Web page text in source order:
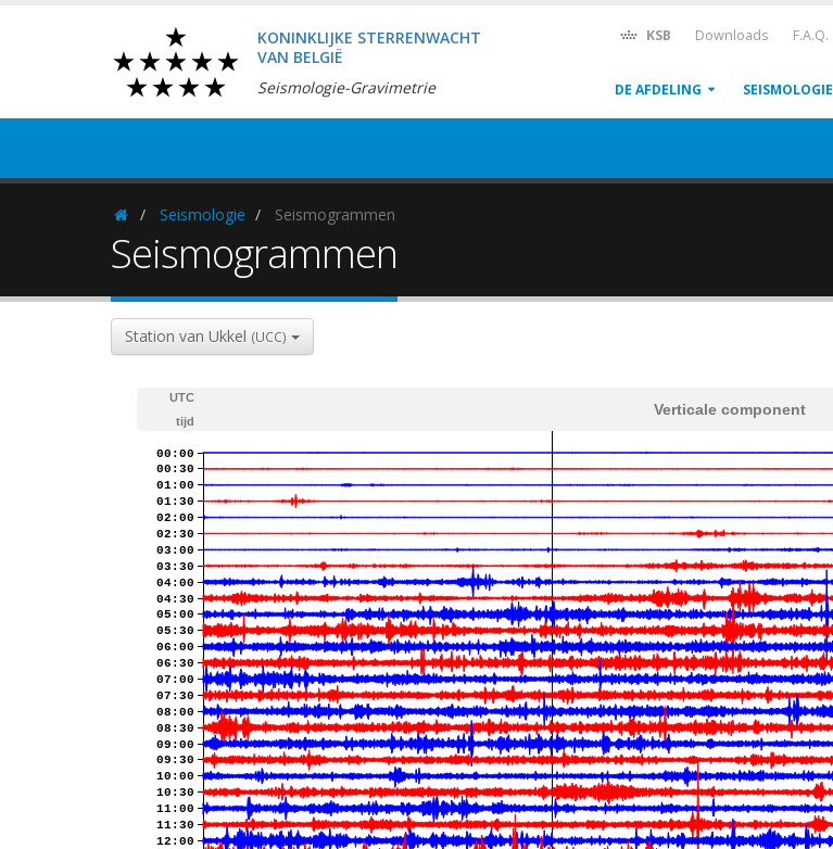
KONINKLIJKE STERRENWACHT
VAN BELGIË
Seismologie-Gravimetrie
KSB Downloads F.A.Q.
DE AFDELING SEISMOLOGIE
HomepageSeismologie Seismogrammen
Seismogrammen
Station van Ukkel (UCC)
UTC
tijd
Verticale component
00:00
00:30
01:00
01:30
02:00
02:30
03:00
03:30
04:00
04:30
05:00
05:30
06:00
06:30
07:00
07:30
08:00
08:30
09:00
09:30
10:00
10:30
11:00
11:30
12:00